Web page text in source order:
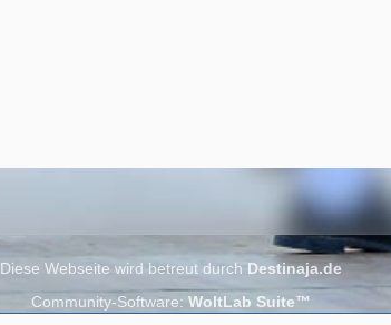
Diese Webseite wird betreut durch Destinaja.de
Community-Software: WoltLab Suite™